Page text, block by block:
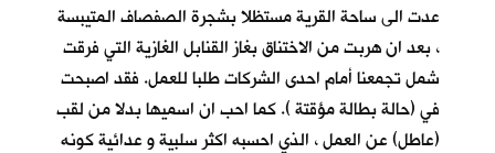
عدت الى ساحة القرية مستظلا بشجرة الصفصاف المتيبسة
، بعد ان هربت من الاختناق بغاز القنابل الغازية التي فرقت
شمل تجمعنا أمام احدى الشركات طلبا للعمل. فقد اصبحت
في (حالة بطالة مؤقتة ). كما احب ان اسميها بدلا من لقب
(عاطل) عن العمل ، الذي احسبه اكثر سلبية و عدائية كونه